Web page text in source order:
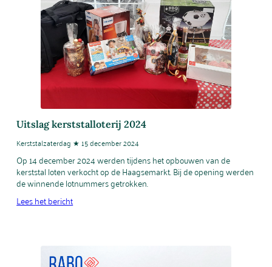
Uitslag kerststalloterij 2024
Kerststalzaterdag ★ 15 december 2024
Op 14 december 2024 werden tijdens het opbouwen van de
kerststal loten verkocht op de Haagsemarkt. Bij de opening werden
de winnende lotnummers getrokken.
Lees het bericht